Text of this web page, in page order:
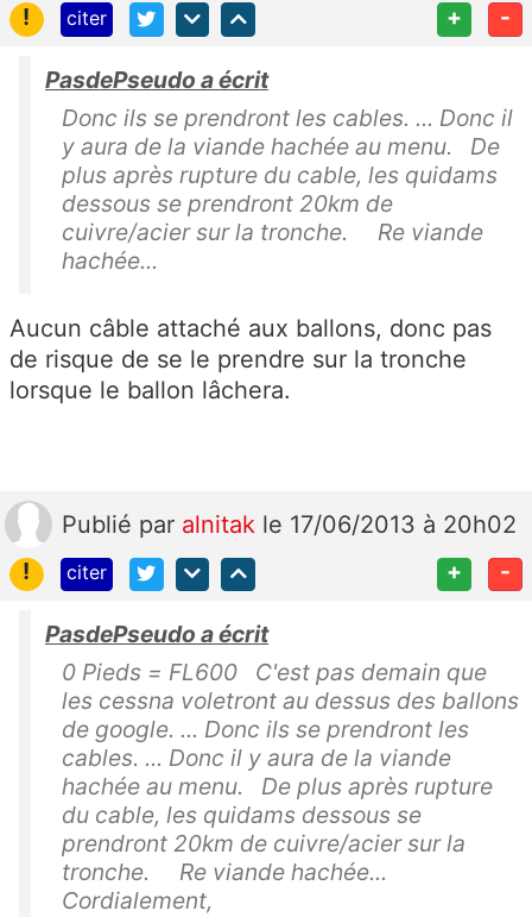
!
citer + -
PasdePseudo a écrit
Donc ils se prendront les cables. ... Donc il
y aura de la viande hachée au menu. De
plus après rupture du cable, les quidams
dessous se prendront 20km de
cuivre/acier sur la tronche. Re viande
hachée...
Aucun câble attaché aux ballons, donc pas
de risque de se le prendre sur la tronche
lorsque le ballon lâchera.
Publié par alnitak le 17/06/2013 à 20h02
!
citer + -
PasdePseudo a écrit
0 Pieds = FL600 C'est pas demain que
les cessna voletront au dessus des ballons
de google. ... Donc ils se prendront les
cables. ... Donc il y aura de la viande
hachée au menu. De plus après rupture
du cable, les quidams dessous se
prendront 20km de cuivre/acier sur la
tronche. Re viande hachée...
Cordialement,